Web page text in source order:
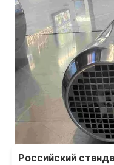
Российский